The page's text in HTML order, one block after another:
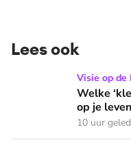
Lees ook
Welke ‘kleine’ zonde
Visie op de
Welke
op je
10 uur